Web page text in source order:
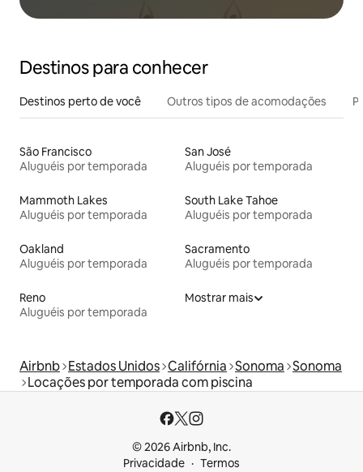
Destinos para conhecer
Destinos perto de você Outros tipos de acomodações
São Francisco
Aluguéis por temporada
San José
Aluguéis por temporada
Mammoth Lakes
Aluguéis por temporada
South Lake Tahoe
Aluguéis por temporada
Oakland
Aluguéis por temporada
Sacramento
Aluguéis por temporada
Reno
Aluguéis por temporada
Mostrar mais
Airbnb Estados Unidos Califórnia Sonoma Sonoma
Locações por temporada com piscina
© 2026 Airbnb, Inc.
Privacidade
Termos